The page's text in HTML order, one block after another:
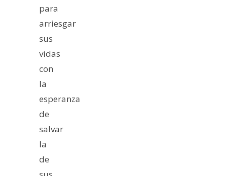
para
arriesgar
sus
vidas
con
la
esperanza
de
salvar
la
de